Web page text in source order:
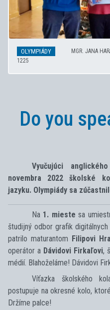
OLYMPIÁDY MGR. JANA
1225
Do you
Vyučujúci
novembra 2022 školské
jazyku. Olympiády sa
Na 1. mieste sa
študijný odbor grafik digitálnych
patrilo maturantom Filipovi
operátor a Dávidovi Firkaľovi,
médií. Blahoželáme! Dávidovi
Víťazka školského
postupuje na okresné kolo,
Držíme palce!